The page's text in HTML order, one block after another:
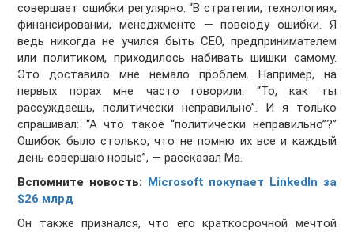
совершает ошибки регулярно. “В стратегии, технологиях,
финансировании, менеджменте — повсюду ошибки. Я
ведь никогда не учился быть CEO, предпринимателем
или политиком, приходилось набивать шишки самому.
Это доставило мне немало проблем. Например, на
первых порах мне часто говорили: “То, как ты
рассуждаешь, политически неправильно”. И я только
спрашивал: “А что такое “политически неправильно”?”
Ошибок было столько, что не помню их все и каждый
день совершаю новые”, — рассказал Ма.
Вспомните новость: Microsoft покупает LinkedIn за
$26 млрд
Он также признался, что его краткосрочной мечтой